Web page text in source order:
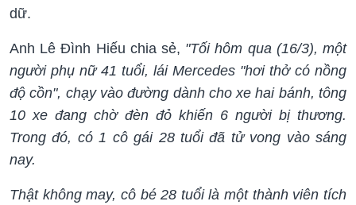
dữ.
Anh Lê Đình Hiếu chia sẻ, "Tối hôm qua (16/3), một
người phụ nữ 41 tuổi, lái Mercedes "hơi thở có nồng
độ cồn", chạy vào đường dành cho xe hai bánh, tông
10 xe đang chờ đèn đỏ khiến 6 người bị thương.
Trong đó, có 1 cô gái 28 tuổi đã tử vong vào sáng
nay.
Thật không may, cô bé 28 tuổi là một thành viên tích